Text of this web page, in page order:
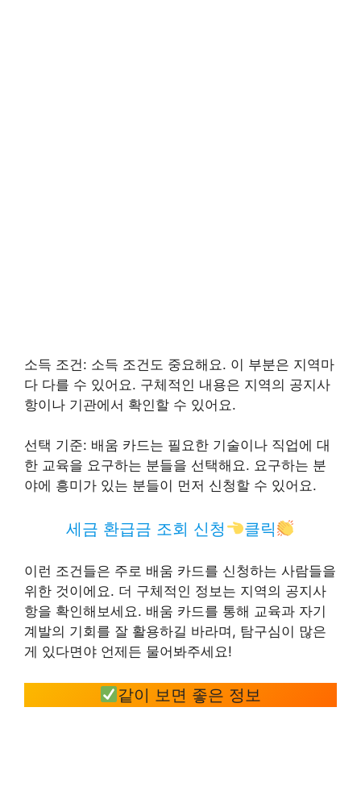
소득 조건: 소득 조건도 중요해요. 이 부분은 지역마
다 다를 수 있어요. 구체적인 내용은 지역의 공지사
항이나 기관에서 확인할 수 있어요.
선택 기준: 배움 카드는 필요한 기술이나 직업에 대
한 교육을 요구하는 분들을 선택해요. 요구하는 분
야에 흥미가 있는 분들이 먼저 신청할 수 있어요.
세금 환급금 조회 신청 클릭
이런 조건들은 주로 배움 카드를 신청하는 사람들을
위한 것이에요. 더 구체적인 정보는 지역의 공지사
항을 확인해보세요. 배움 카드를 통해 교육과 자기
계발의 기회를 잘 활용하길 바라며, 탐구심이 많은
게 있다면야 언제든 물어봐주세요!
같이 보면 좋은 정보